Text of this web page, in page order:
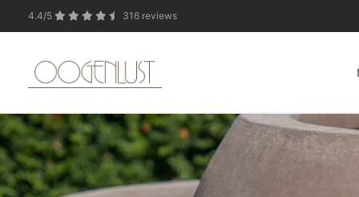
4.4/5 316 reviews
In verband met de